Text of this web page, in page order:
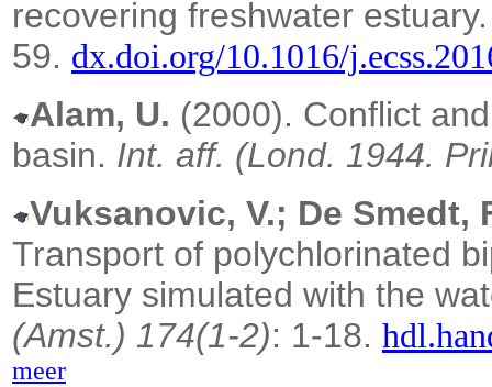
recovering freshwater
59. dx.doi.org/10.1016/
Alam, U. (2000). Conflict
basin. Int. aff. (Lond. 1944.
Vuksanovic, V.; De Smedt,
Transport of polychlorinated
Estuary simulated with the
(Amst.) 174(1-2): 1-18.
meer